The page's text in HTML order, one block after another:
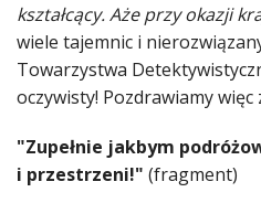
kształcący. Aże przy okazji
wiele tajemnic i
Towarzystwa
oczywisty! Pozdrawiamy
"Zupełnie jakbym
i przestrzeni!" (fragment)